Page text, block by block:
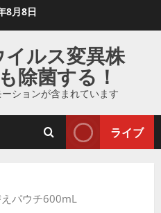
8月8日
ルス変異株
除菌する！
ションが含まれています
ライブ
パウチ600mL